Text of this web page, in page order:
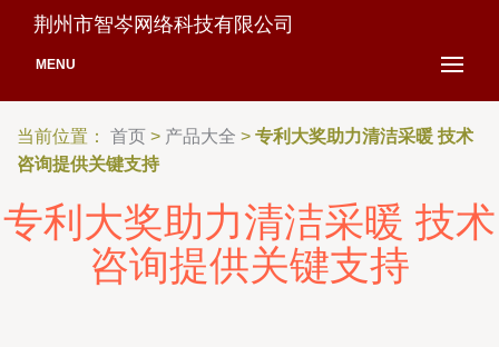
荆州市智岑网络科技有限公司
MENU
当前位置： 首页 > 产品大全 > 专利大奖助力清洁采暖 技术
咨询提供关键支持
专利大奖助力清洁采暖 技术
咨询提供关键支持